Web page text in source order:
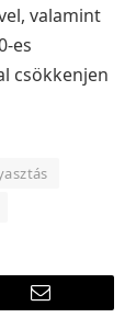
valamint
es
csökkenjen
E-